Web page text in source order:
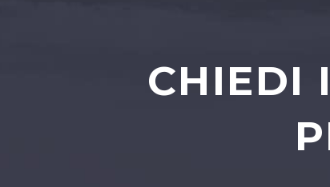
CHIEDI